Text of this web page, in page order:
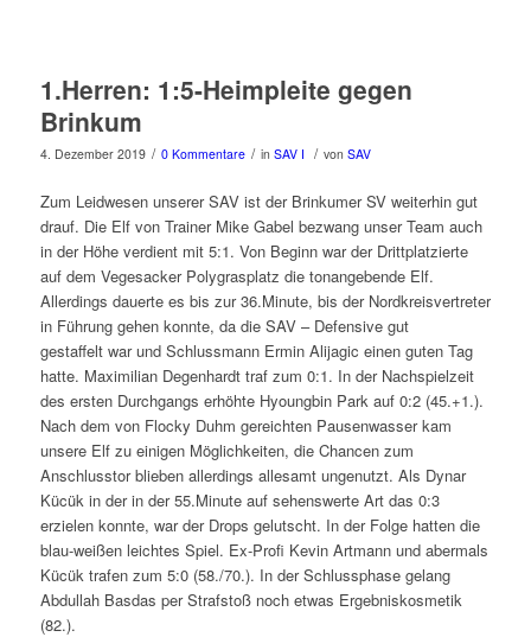
1.Herren: 1:5-Heimpleite gegen
Brinkum
4. Dezember 2019 / 0 Kommentare / in SAV I / von SAV
Zum Leidwesen unserer SAV ist der Brinkumer SV weiterhin gut
drauf. Die Elf von Trainer Mike Gabel bezwang unser Team auch
in der Höhe verdient mit 5:1. Von Beginn war der Drittplatzierte
auf dem Vegesacker Polygrasplatz die tonangebende Elf.
Allerdings dauerte es bis zur 36.Minute, bis der Nordkreisvertreter
in Führung gehen konnte, da die SAV – Defensive gut
gestaffelt war und Schlussmann Ermin Alijagic einen guten Tag
hatte. Maximilian Degenhardt traf zum 0:1. In der Nachspielzeit
des ersten Durchgangs erhöhte Hyoungbin Park auf 0:2 (45.+1.).
Nach dem von Flocky Duhm gereichten Pausenwasser kam
unsere Elf zu einigen Möglichkeiten, die Chancen zum
Anschlusstor blieben allerdings allesamt ungenutzt. Als Dynar
Kücük in der in der 55.Minute auf sehenswerte Art das 0:3
erzielen konnte, war der Drops gelutscht. In der Folge hatten die
blau-weißen leichtes Spiel. Ex-Profi Kevin Artmann und abermals
Kücük trafen zum 5:0 (58./70.). In der Schlussphase gelang
Abdullah Basdas per Strafstoß noch etwas Ergebniskosmetik
(82.).